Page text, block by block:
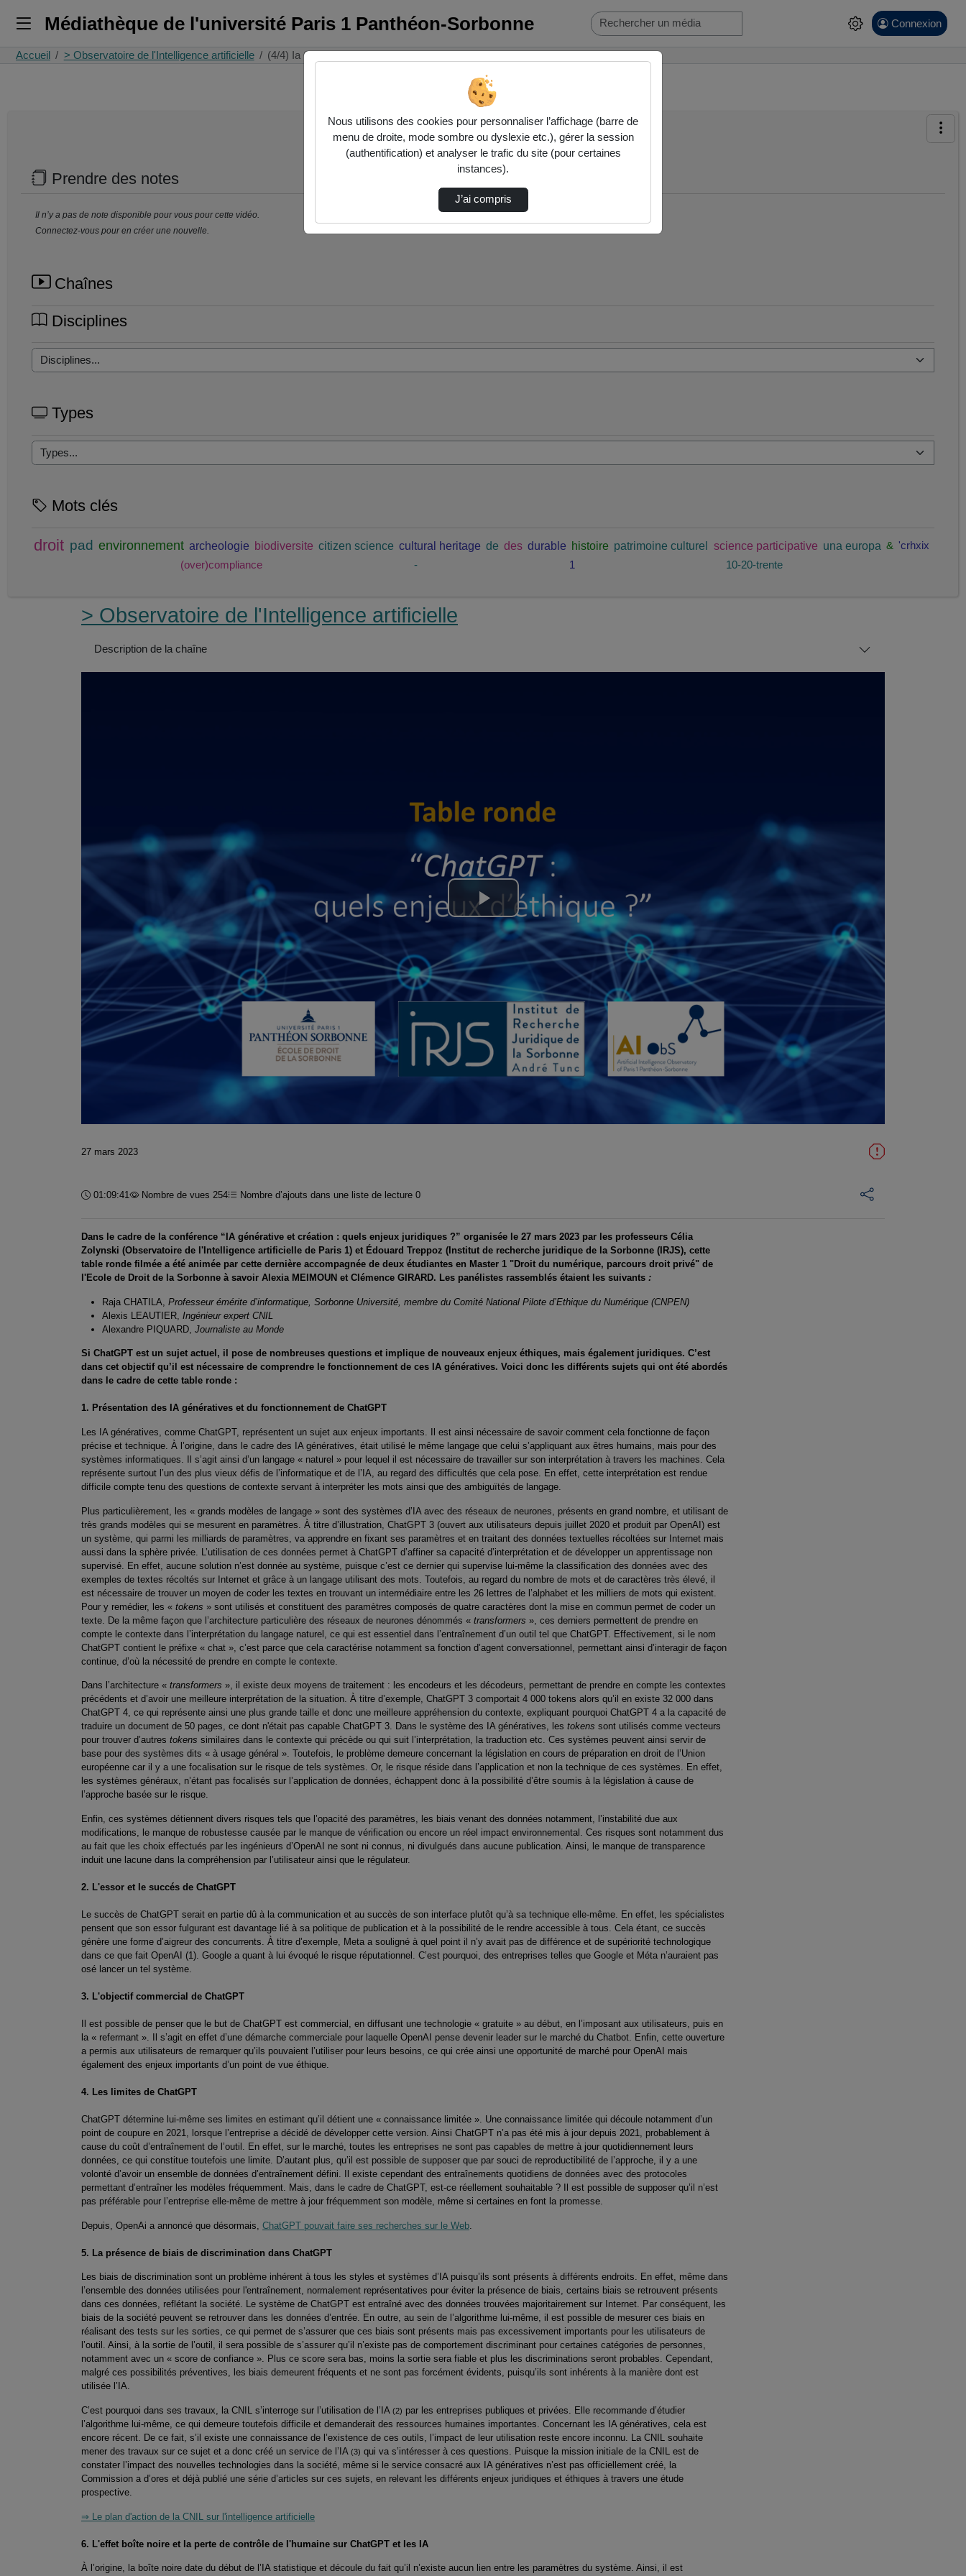
Médiathèque de l'université Paris 1 Panthéon-Sorbonne Connexion
Accueil > Observatoire de l'Intelligence artificielle (4/4) Ia Génératives Et Création : "Chatgpt …
Prendre des notes
Il n’y a pas de note disponible pour vous pour cette vidéo.
Connectez-vous pour en créer une nouvelle.
Chaînes
Disciplines
Types
Mots clés
droit pad environnement archeologie biodiversite citizen science cultural heritage de des durable histoire patrimoine culturel science participative una europa & 'crhxix
(over)compliance
- 1 10-20-trente
> Observatoire de l'Intelligence artificielle
Description de la chaîne
Lire
la
vidéo
27 mars 2023
Durée :
01:09:41 Nombre de vues 254 Nombre d’ajouts dans une liste de lecture 0
Dans le cadre de la conférence “IA générative et création : quels enjeux juridiques ?” organisée le 27 mars 2023 par les professeurs Célia
Zolynski (Observatoire de l'Intelligence artificielle de Paris 1) et Édouard Treppoz (Institut de recherche juridique de la Sorbonne (IRJS), cette
table ronde filmée a été animée par cette dernière accompagnée de deux étudiantes en Master 1 "Droit du numérique, parcours droit privé" de
l'Ecole de Droit de la Sorbonne à savoir Alexia MEIMOUN et Clémence GIRARD. Les panélistes rassemblés étaient les suivants :
Raja CHATILA,Professeur émérite d’informatique, Sorbonne Université, membre du Comité National Pilote d’Ethique du Numérique (CNPEN)
Alexis LEAUTIER,Ingénieur expert CNIL
Alexandre PIQUARD,Journaliste au Monde
Si ChatGPT est un sujet actuel, il pose de nombreuses questions et implique de nouveaux enjeux éthiques, mais également juridiques. C’est
dans cet objectif qu’il est nécessaire de comprendre le fonctionnement de ces IA génératives. Voici donc les différents sujets qui ont été abordés
dans le cadre de cette table ronde :
1. Présentation des IA génératives et du fonctionnement de ChatGPT
Les IA génératives, comme ChatGPT, représentent un sujet aux enjeux importants. Il est ainsi nécessaire de savoir comment cela fonctionne de façon
précise et technique. À l’origine, dans le cadre des IA génératives, était utilisé le même langage que celui s’appliquant aux êtres humains, mais pour des
systèmes informatiques. Il s’agit ainsi d’un langage « naturel » pour lequel il est nécessaire de travailler sur son interprétation à travers les machines. Cela
représente surtout l’un des plus vieux défis de l’informatique et de l’IA, au regard des difficultés que cela pose. En effet, cette interprétation est rendue
difficile compte tenu des questions de contexte servant à interpréter les mots ainsi que des ambiguïtés de langage.
Plus particulièrement, les « grands modèles de langage » sont des systèmes d’IA avec des réseaux de neurones, présents en grand nombre, et utilisant de
très grands modèles qui se mesurent en paramètres. À titre d’illustration, ChatGPT 3 (ouvert aux utilisateurs depuis juillet 2020 et produit par OpenAI) est
un système, qui parmi les milliards de paramètres, va apprendre en fixant ses paramètres et en traitant des données textuelles récoltées sur Internet mais
aussi dans la sphère privée. L’utilisation de ces données permet à ChatGPT d’affiner sa capacité d’interprétation et de développer un apprentissage non
supervisé. En effet, aucune solution n’est donnée au système, puisque c’est ce dernier qui supervise lui-même la classification des données avec des
exemples de textes récoltés sur Internet et grâce à un langage utilisant des mots. Toutefois, au regard du nombre de mots et de caractères très élevé, il
est nécessaire de trouver un moyen de coder les textes en trouvant un intermédiaire entre les 26 lettres de l’alphabet et les milliers de mots qui existent.
Pour y remédier, les « tokens » sont utilisés et constituent des paramètres composés de quatre caractères dont la mise en commun permet de coder un
texte. De la même façon que l’architecture particulière des réseaux de neurones dénommés « transformers », ces derniers permettent de prendre en
compte le contexte dans l’interprétation du langage naturel, ce qui est essentiel dans l’entraînement d’un outil tel que ChatGPT. Effectivement, si le nom
ChatGPT contient le préfixe « chat », c’est parce que cela caractérise notamment sa fonction d’agent conversationnel, permettant ainsi d’interagir de façon
continue, d’où la nécessité de prendre en compte le contexte.
Dans l’architecture « transformers », il existe deux moyens de traitement : les encodeurs et les décodeurs, permettant de prendre en compte les contextes
précédents et d’avoir une meilleure interprétation de la situation. À titre d’exemple, ChatGPT 3 comportait 4 000 tokens alors qu’il en existe 32 000 dans
ChatGPT 4, ce qui représente ainsi une plus grande taille et donc une meilleure appréhension du contexte, expliquant pourquoi ChatGPT 4 a la capacité de
traduire un document de 50 pages, ce dont n'était pas capable ChatGPT 3. Dans le système des IA génératives, les tokens sont utilisés comme vecteurs
pour trouver d’autres tokens similaires dans le contexte qui précède ou qui suit l’interprétation, la traduction etc. Ces systèmes peuvent ainsi servir de
base pour des systèmes dits « à usage général ». Toutefois, le problème demeure concernant la législation en cours de préparation en droit de l’Union
européenne car il y a une focalisation sur le risque de tels systèmes. Or, le risque réside dans l’application et non la technique de ces systèmes. En effet,
les systèmes généraux, n’étant pas focalisés sur l’application de données, échappent donc à la possibilité d’être soumis à la législation à cause de
l’approche basée sur le risque.
Enfin, ces systèmes détiennent divers risques tels que l’opacité des paramètres, les biais venant des données notamment, l’instabilité due aux
modifications, le manque de robustesse causée par le manque de vérification ou encore un réel impact environnemental. Ces risques sont notamment dus
au fait que les choix effectués par les ingénieurs d’OpenAI ne sont ni connus, ni divulgués dans aucune publication. Ainsi, le manque de transparence
induit une lacune dans la compréhension par l’utilisateur ainsi que le régulateur.
2. L'essor et le succés de ChatGPT
Le succès de ChatGPT serait en partie dû à la communication et au succès de son interface plutôt qu’à sa technique elle-même. En effet, les spécialistes
pensent que son essor fulgurant est davantage lié à sa politique de publication et à la possibilité de le rendre accessible à tous. Cela étant, ce succès
génère une forme d’aigreur des concurrents. À titre d’exemple, Meta a souligné à quel point il n’y avait pas de différence et de supériorité technologique
dans ce que fait OpenAI (1). Google a quant à lui évoqué le risque réputationnel. C’est pourquoi, des entreprises telles que Google et Méta n’auraient pas
osé lancer un tel système.
3. L'objectif commercial de ChatGPT
Il est possible de penser que le but de ChatGPT est commercial, en diffusant une technologie « gratuite » au début, en l’imposant aux utilisateurs, puis en
la « refermant ». Il s’agit en effet d’une démarche commerciale pour laquelle OpenAI pense devenir leader sur le marché du Chatbot. Enfin, cette ouverture
a permis aux utilisateurs de remarquer qu’ils pouvaient l’utiliser pour leurs besoins, ce qui crée ainsi une opportunité de marché pour OpenAI mais
également des enjeux importants d’un point de vue éthique.
4. Les limites de ChatGPT
ChatGPT détermine lui-même ses limites en estimant qu’il détient une « connaissance limitée ». Une connaissance limitée qui découle notamment d’un
point de coupure en 2021, lorsque l’entreprise a décidé de développer cette version. Ainsi ChatGPT n’a pas été mis à jour depuis 2021, probablement à
cause du coût d’entraînement de l’outil. En effet, sur le marché, toutes les entreprises ne sont pas capables de mettre à jour quotidiennement leurs
données, ce qui constitue toutefois une limite. D’autant plus, qu’il est possible de supposer que par souci de reproductibilité de l’approche, il y a une
volonté d’avoir un ensemble de données d’entraînement défini. Il existe cependant des entraînements quotidiens de données avec des protocoles
permettant d’entraîner les modèles fréquemment. Mais, dans le cadre de ChatGPT, est-ce réellement souhaitable ? Il est possible de supposer qu’il n’est
pas préférable pour l’entreprise elle-même de mettre à jour fréquemment son modèle, même si certaines en font la promesse.
Depuis, OpenAi a annoncé que désormais, ChatGPT pouvait faire ses recherches sur le Web
5. La présence de biais de discrimination dans ChatGPT
Les biais de discrimination sont un problème inhérent à tous les styles et systèmes d’IA puisqu’ils sont présents à différents endroits. En effet, même dans
l’ensemble des données utilisées pour l'entraînement, normalement représentatives pour éviter la présence de biais, certains biais se retrouvent présents
dans ces données, reflétant la société. Le système de ChatGPT est entraîné avec des données trouvées majoritairement sur Internet. Par conséquent, les
biais de la société peuvent se retrouver dans les données d’entrée. En outre, au sein de l’algorithme lui-même, il est possible de mesurer ces biais en
réalisant des tests sur les sorties, ce qui permet de s’assurer que ces biais sont présents mais pas excessivement importants pour les utilisateurs de
l’outil. Ainsi, à la sortie de l’outil, il sera possible de s’assurer qu’il n’existe pas de comportement discriminant pour certaines catégories de personnes,
notamment avec un « score de confiance ». Plus ce score sera bas, moins la sortie sera fiable et plus les discriminations seront probables. Cependant,
malgré ces possibilités préventives, les biais demeurent fréquents et ne sont pas forcément évidents, puisqu’ils sont inhérents à la manière dont est
utilisée l’IA.
C’est pourquoi dans ses travaux, la CNIL s’interroge sur l’utilisation de l’IA (2) par les entreprises publiques et privées. Elle recommande d’étudier
l’algorithme lui-même, ce qui demeure toutefois difficile et demanderait des ressources humaines importantes. Concernant les IA génératives, cela est
encore récent. De ce fait, s’il existe une connaissance de l’existence de ces outils, l’impact de leur utilisation reste encore inconnu. La CNIL souhaite
mener des travaux sur ce sujet et a donc créé un service de l’IA (3) qui va s’intéresser à ces questions. Puisque la mission initiale de la CNIL est de
constater l’impact des nouvelles technologies dans la société, même si le service consacré aux IA génératives n’est pas officiellement créé, la
Commission a d’ores et déjà publié une série d’articles sur ces sujets, en relevant les différents enjeux juridiques et éthiques à travers une étude
prospective.
⇒ Le plan d'action de la CNIL sur l'intelligence artificielle
6. L'effet boîte noire et la perte de contrôle de l'humaine sur ChatGPT et les IA
À l’origine, la boîte noire date du début de l’IA statistique et découle du fait qu’il n’existe aucun lien entre les paramètres du système. Ainsi, il est
Nous utilisons des cookies pour personnaliser l’affichage (barre de
menu de droite, mode sombre ou dyslexie etc.), gérer la session
(authentification) et analyser le trafic du site (pour certaines
instances).
J’ai compris